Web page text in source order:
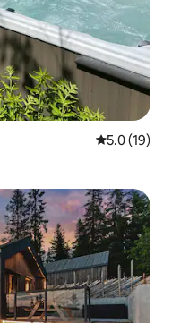
レビュー19
5.0 (19)